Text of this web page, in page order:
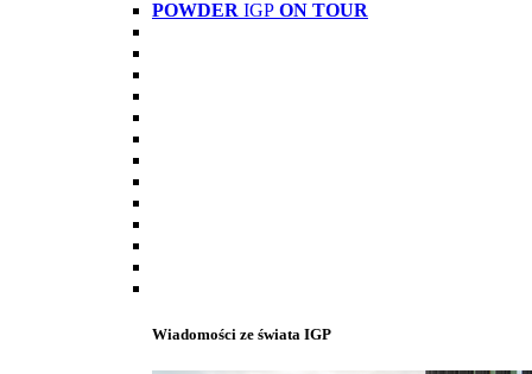
POWDER IGP ON TOUR
Wiadomości ze świata IGP